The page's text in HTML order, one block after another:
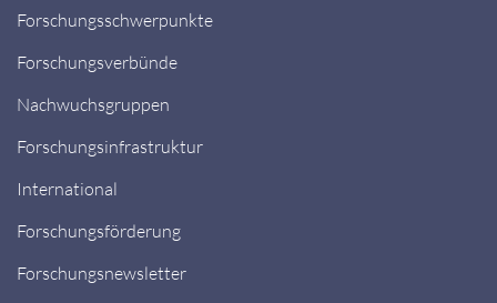
Forschungsschwerpunkte
Forschungsverbünde
Nachwuchsgruppen
Forschungsinfrastruktur
International
Forschungsförderung
Forschungsnewsletter